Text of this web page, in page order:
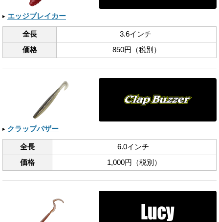
エッジブレイカー
全長
3.6インチ
価格
850円（税別）
クラップバザー
全長
6.0インチ
価格
1,000円（税別）